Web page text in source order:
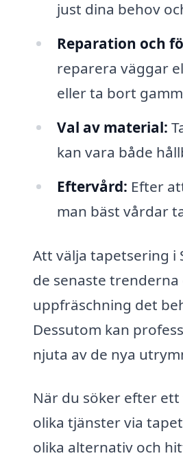
just dina behov
Reparation och
reparera väggar
eller ta bort
Val av material:
kan vara både
Eftervård: Efter
man bäst vårdar
Att välja tapetsering i
de senaste
uppfräschning det
Dessutom kan
njuta av de nya
När du söker efter
olika tjänster via
olika alternativ och